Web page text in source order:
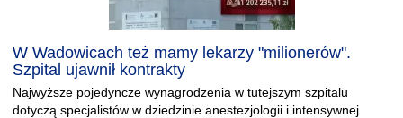
W Wadowicach też mamy lekarzy "milionerów".
Szpital ujawnił kontrakty
Najwyższe pojedyncze wynagrodzenia w tutejszym szpitalu
dotyczą specjalistów w dziedzinie anestezjologii i intensywnej